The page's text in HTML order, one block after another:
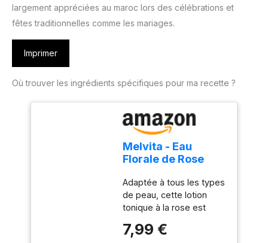
largement appréciées au maroc lors des célébrations et
fêtes traditionnelles comme les mariages.
Imprimer
Où trouver les ingrédients spécifiques pour ma recette ?
Melvita - Eau
Florale de Rose
Brumisateur-
200ml
Adaptée à tous les types
de peau, cette lotion
tonique à la rose est
pour lutter contre les
7,99 €